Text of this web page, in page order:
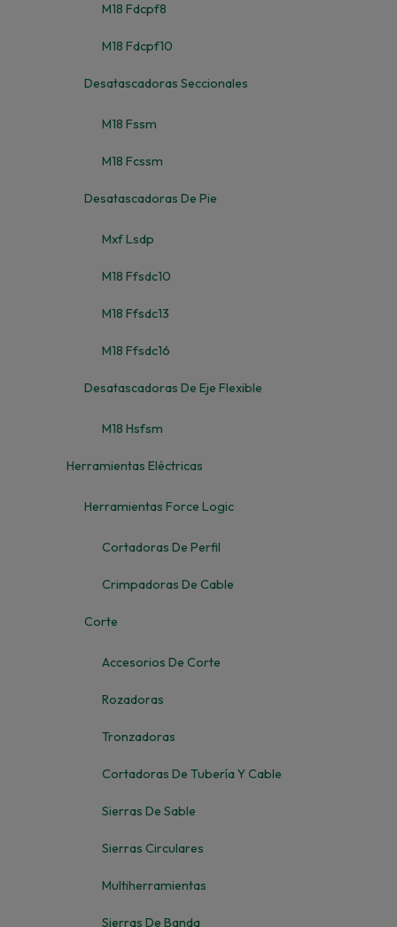
M18 Fdcpf8
M18 Fdcpf10
Desatascadoras Seccionales
M18 Fssm
M18 Fcssm
Desatascadoras De Pie
Mxf Lsdp
M18 Ffsdc10
M18 Ffsdc13
M18 Ffsdc16
Desatascadoras De Eje Flexible
M18 Hsfsm
Herramientas Eléctricas
Herramientas Force Logic
Cortadoras De Perfil
Crimpadoras De Cable
Corte
Accesorios De Corte
Rozadoras
Tronzadoras
Cortadoras De Tubería Y Cable
Sierras De Sable
Sierras Circulares
Multiherramientas
Sierras De Banda